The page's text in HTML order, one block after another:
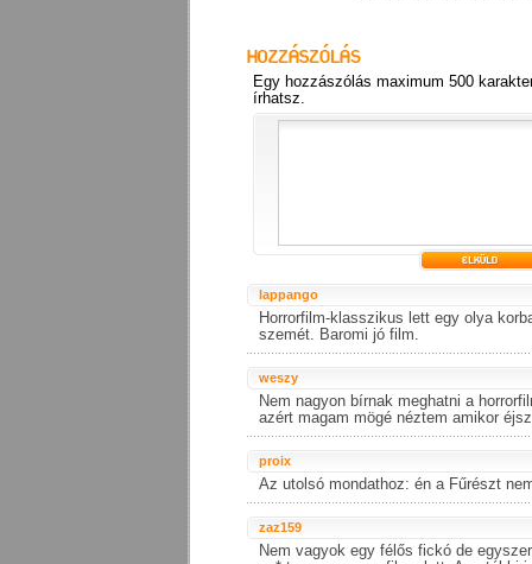
Egy hozzászólás maximum 500
írhatsz.
lappango
Horrorfilm-klasszikus lett egy olya
szemét. Baromi jó film.
weszy
Nem nagyon bírnak meghatni a
azért magam mögé néztem amikor
proix
Az utolsó mondathoz: én a Fűrészt
zaz159
Nem vagyok egy félős fickó de